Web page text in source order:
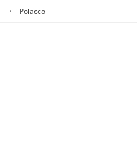
Polacco